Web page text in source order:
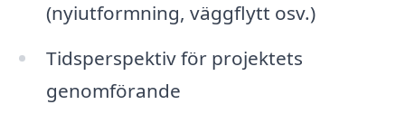
(nyiutformning, väggflytt osv.)
Tidsperspektiv för projektets
genomförande